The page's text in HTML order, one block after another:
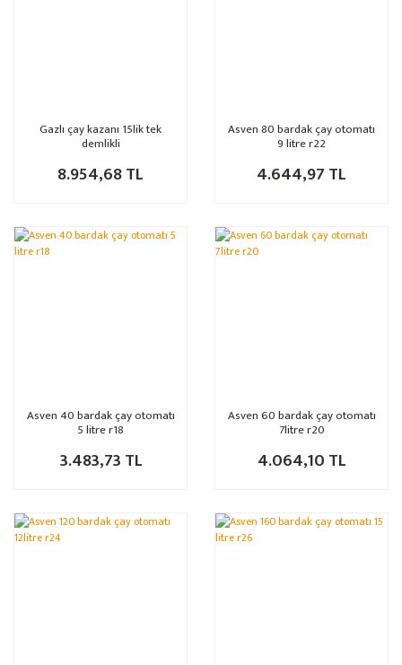
Gazlı çay kazanı 15lik tek
demlikli
8.954,68 TL
Asven 80 bardak çay otomatı
9 litre r22
4.644,97 TL
Asven 40 bardak çay otomatı
5 litre r18
3.483,73 TL
Asven 60 bardak çay otomatı
7litre r20
4.064,10 TL